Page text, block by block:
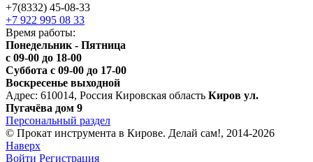
+7(8332) 45-08-33
+7 922 995 08 33
Время работы:
Понедельник - Пятница
с 09-00 до 18-00
Суббота с 09-00 до 17-00
Воскресенье выходной
Адрес: 610014, Россия Кировская область Киров ул.
Пугачёва дом 9
Персональный раздел
© Прокат инструмента в Кирове. Делай сам!, 2014-2026
Наверх
Войти Регистрация